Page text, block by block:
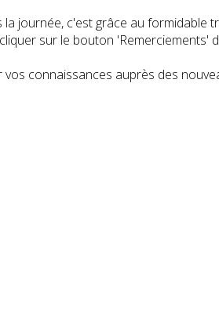
journée, c'est grâce au
sur le bouton 'Remerciements'
connaissances auprès des